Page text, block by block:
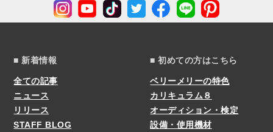
■ 新着情報
全ての記事
ニュース
リリース
STAFF BLOG
■ 初めての方はこちら
ベリーメリーの特色
カリキュラム８
オーディション・検定
設備・使用機材